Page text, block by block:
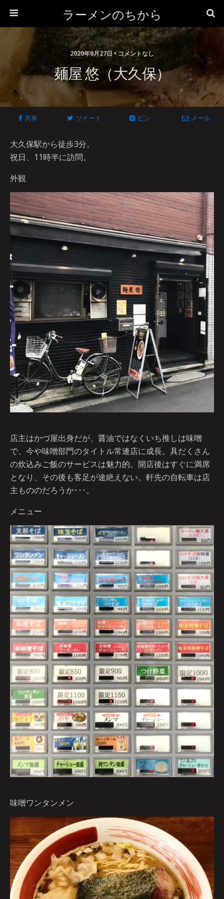
ラーメンのちから
2020年9月27日 • コメントなし
麺屋 悠（大久保）
共有 ツイート ピン メール
大久保駅から徒歩3分。
祝日、11時半に訪問。
外観
店主はかづ屋出身だが、醤油ではなくいち推しは味噌
で、今や味噌部門のタイトル常連店に成長。具だくさん
の炊込みご飯のサービスは魅力的。開店後はすぐに満席
となり、その後も客足が途絶えない。軒先の自転車は店
主もののだろうか･･･。
メニュー
味噌ワンタンメン